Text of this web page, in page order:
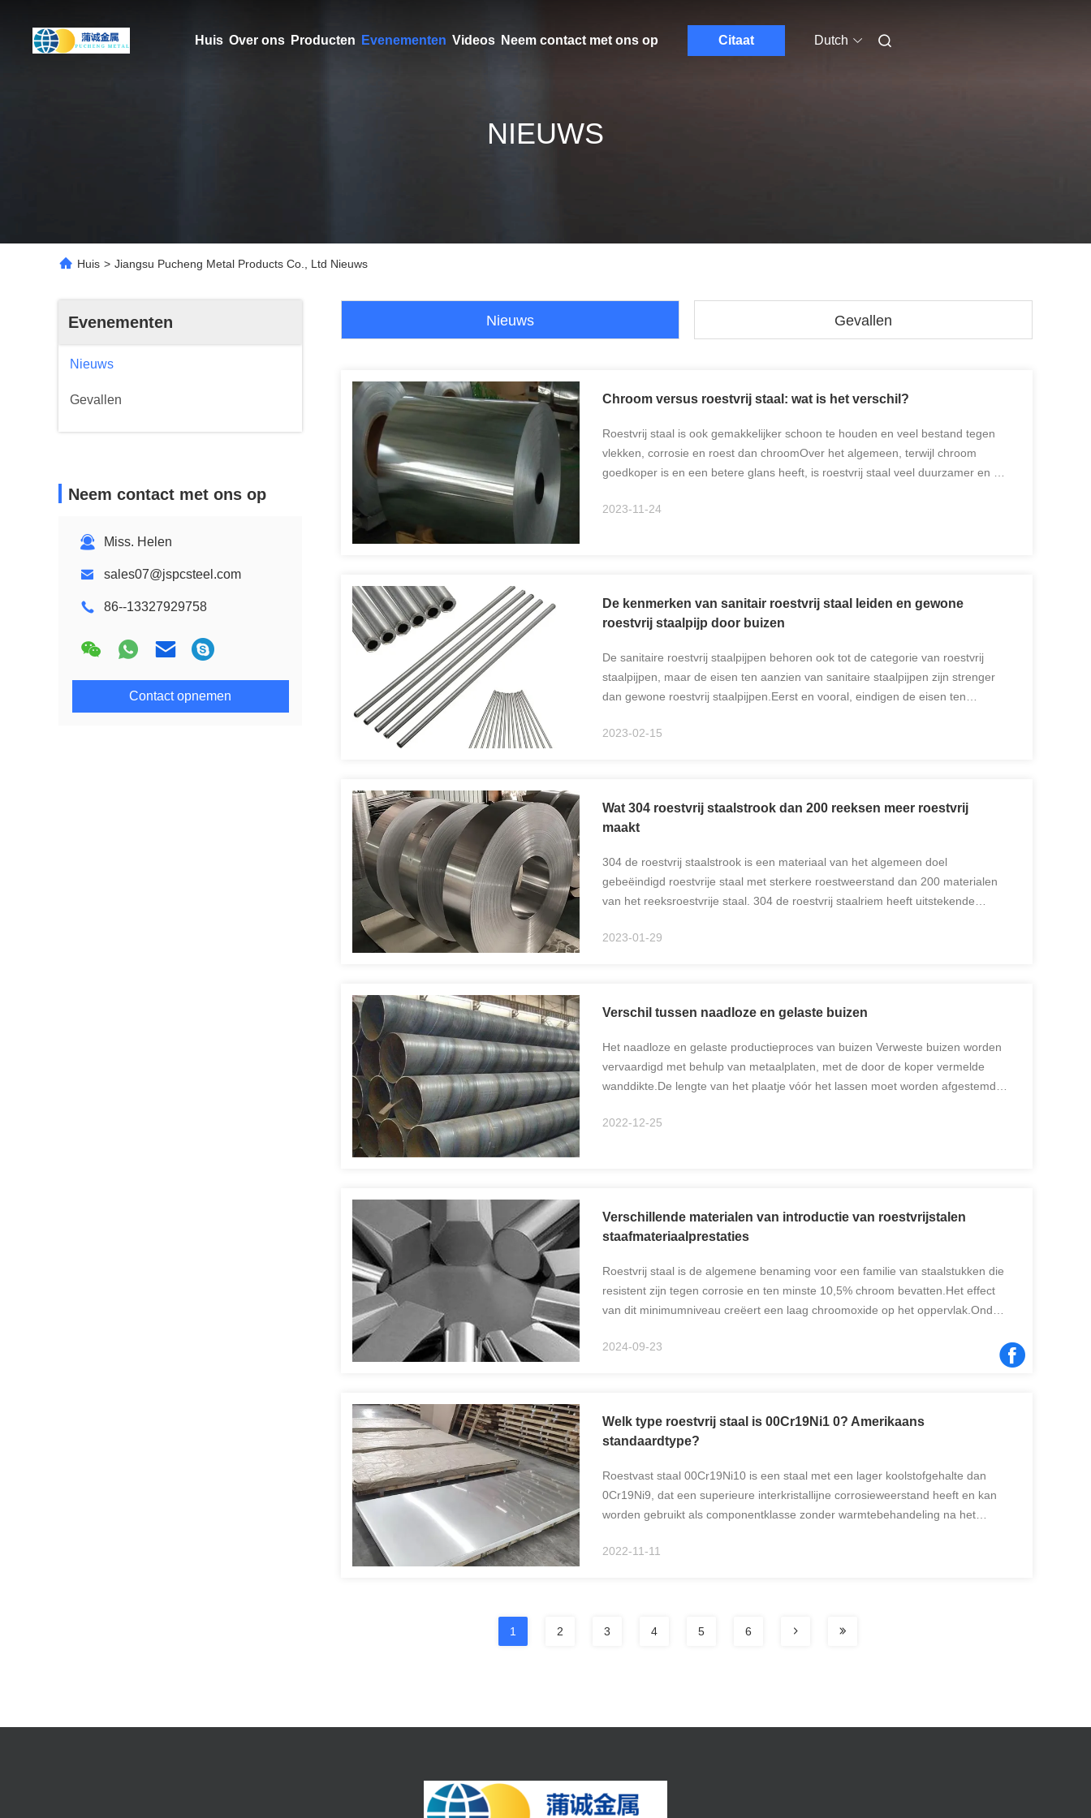
Huis Over ons Producten Evenementen Videos Neem contact met ons op Citaat Dutch
NIEUWS
Huis > Jiangsu Pucheng Metal Products Co., Ltd Nieuws
Evenementen
Nieuws
Gevallen
Neem contact met ons op
Miss. Helen
sales07@jspcsteel.com
86--13327929758
Contact opnemen
Nieuws Gevallen
Chroom versus roestvrij staal: wat is het verschil?
Roestvrij staal is ook gemakkelijker schoon te houden en veel bestand tegen
vlekken, corrosie en roest dan chroomOver het algemeen, terwijl chroom
goedkoper is en een betere glans heeft, is roestvrij staal veel duurzamer en zal
2023-11-24
De kenmerken van sanitair roestvrij staal leiden en gewone
roestvrij staalpijp door buizen
De sanitaire roestvrij staalpijpen behoren ook tot de categorie van roestvrij
staalpijpen, maar de eisen ten aanzien van sanitaire staalpijpen zijn strenger
dan gewone roestvrij staalpijpen.Eerst en vooral, eindigen de eisen ten
2023-02-15
Wat 304 roestvrij staalstrook dan 200 reeksen meer roestvrij
maakt
304 de roestvrij staalstrook is een materiaal van het algemeen doel
gebeëindigd roestvrije staal met sterkere roestweerstand dan 200 materialen
van het reeksroestvrije staal. 304 de roestvrij staalriem heeft uitstekende
...
2023-01-29
Verschil tussen naadloze en gelaste buizen
Het naadloze en gelaste productieproces van buizen Verweste buizen worden
vervaardigd met behulp van metaalplaten, met de door de koper vermelde
wanddikte.De lengte van het plaatje vóór het lassen moet worden afgestemd
moeten door ...
2022-12-25
Verschillende materialen van introductie van roestvrijstalen
staafmateriaalprestaties
Roestvrij staal is de algemene benaming voor een familie van staalstukken die
resistent zijn tegen corrosie en ten minste 10,5% chroom bevatten.Het effect
van dit minimumniveau creëert een laag chroomoxide op het oppervlak.Onder
2024-09-23
Welk type roestvrij staal is 00Cr19Ni1 0? Amerikaans
standaardtype?
Roestvast staal 00Cr19Ni10 is een staal met een lager koolstofgehalte dan
0Cr19Ni9, dat een superieure interkristallijne corrosieweerstand heeft en kan
worden gebruikt als componentklasse zonder warmtebehandeling na het
materiaal ...
2022-11-11
1 2 3 4 5 6